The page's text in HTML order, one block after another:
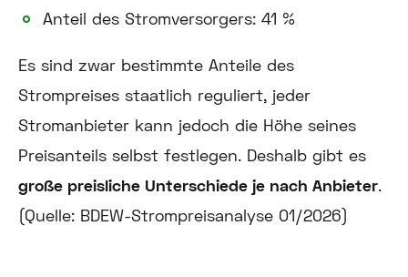
Anteil des Stromversorgers: 41 %
Es sind zwar bestimmte Anteile des
Strompreises staatlich reguliert, jeder
Stromanbieter kann jedoch die Höhe seines
Preisanteils selbst festlegen. Deshalb gibt es
große preisliche Unterschiede je nach Anbieter.
(Quelle: BDEW-Strompreisanalyse 01/2026)